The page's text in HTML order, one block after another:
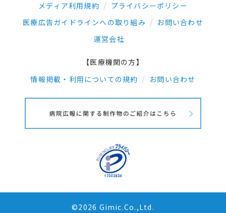
メディア利用規約
プライバシーポリシー
医療広告ガイドラインへの取り組み
お問い合わせ
運営会社
【医療機関の方】
情報掲載・利用についての規約
お問い合わせ
©2026 Gimic.Co.,Ltd.